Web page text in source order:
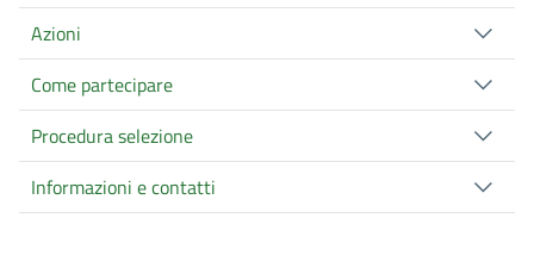
Azioni
Come partecipare
Procedura selezione
Informazioni e contatti